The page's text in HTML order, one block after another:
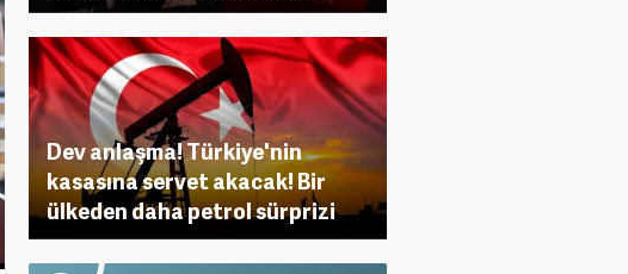
Dev anlaşma! Türkiye'nin
kasasına servet akacak! Bir
ülkeden daha petrol sürprizi